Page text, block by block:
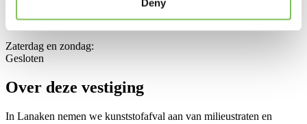
Deny
7.00 uur - 16.30 uur
Zaterdag en zondag:
Gesloten
Over deze vestiging
In Lanaken nemen we kunststofafval aan van milieustraten en